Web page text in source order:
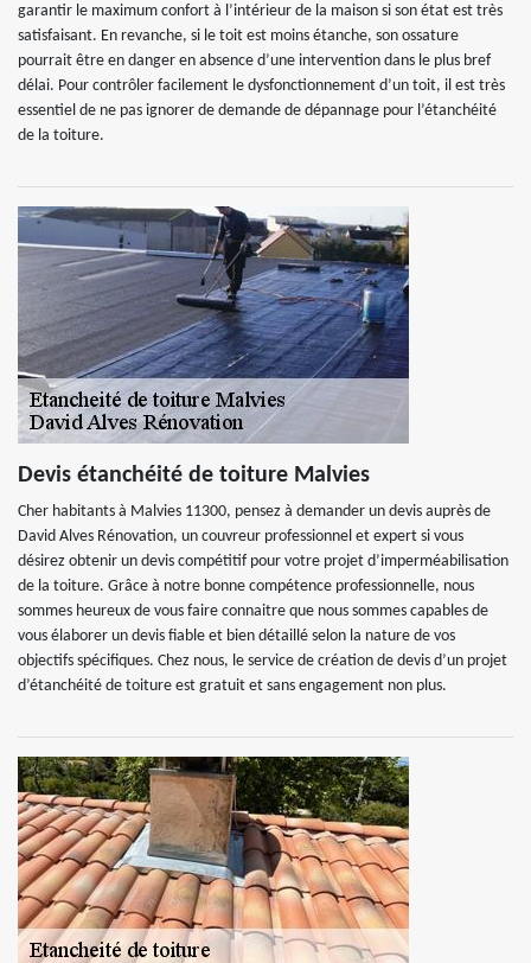
garantir le maximum confort à l’intérieur de la maison si son état est très
satisfaisant. En revanche, si le toit est moins étanche, son ossature
pourrait être en danger en absence d’une intervention dans le plus bref
délai. Pour contrôler facilement le dysfonctionnement d’un toit, il est très
essentiel de ne pas ignorer de demande de dépannage pour l’étanchéité
de la toiture.
Devis étanchéité de toiture Malvies
Cher habitants à Malvies 11300, pensez à demander un devis auprès de
David Alves Rénovation, un couvreur professionnel et expert si vous
désirez obtenir un devis compétitif pour votre projet d’imperméabilisation
de la toiture. Grâce à notre bonne compétence professionnelle, nous
sommes heureux de vous faire connaitre que nous sommes capables de
vous élaborer un devis fiable et bien détaillé selon la nature de vos
objectifs spécifiques. Chez nous, le service de création de devis d’un projet
d’étanchéité de toiture est gratuit et sans engagement non plus.